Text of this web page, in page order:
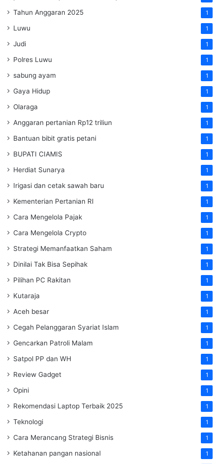
Tahun Anggaran 2025 1
Luwu 1
Judi 1
Polres Luwu 1
sabung ayam 1
Gaya Hidup 1
Olaraga 1
Anggaran pertanian Rp12 triliun 1
Bantuan bibit gratis petani 1
BUPATI CIAMIS 1
Herdiat Sunarya 1
Irigasi dan cetak sawah baru 1
Kementerian Pertanian RI 1
Cara Mengelola Pajak 1
Cara Mengelola Crypto 1
Strategi Memanfaatkan Saham 1
Dinilai Tak Bisa Sepihak 1
Pilihan PC Rakitan 1
Kutaraja 1
Aceh besar 1
Cegah Pelanggaran Syariat Islam 1
Gencarkan Patroli Malam 1
Satpol PP dan WH 1
Review Gadget 1
Opini 1
Rekomendasi Laptop Terbaik 2025 1
Teknologi 1
Cara Merancang Strategi Bisnis 1
Ketahanan pangan nasional 1